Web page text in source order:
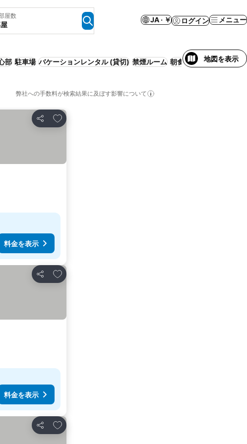
屋数 JA · ￥ ログイン メニュー
部 駐車場 バケーションレンタル (貸切) 禁煙ルーム 朝食付き 地図を表示
弊社への手数料が検索結果に及ぼす影響について
シェア
お気に入りに追加
料金を表示
シェア
お気に入りに追加
料金を表示
シェア
お気に入りに追加